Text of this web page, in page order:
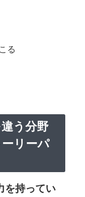
る
う分野
リーパ
を持ってい